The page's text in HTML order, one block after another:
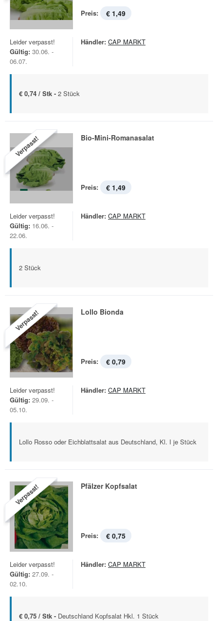
Preis: € 1,49
Leider verpasst!
Gültig: 30.06. -
06.07.
Händler: CAP MARKT
€ 0,74 / Stk - 2 Stück
Verpasst! Bio-Mini-Romanasalat
Preis: € 1,49
Leider verpasst!
Gültig: 16.06. -
22.06.
Händler: CAP MARKT
2 Stück
Verpasst! Lollo Bionda
Preis: € 0,79
Leider verpasst!
Gültig: 29.09. -
05.10.
Händler: CAP MARKT
Lollo Rosso oder Eichblattsalat aus Deutschland, Kl. I je Stück
Verpasst! Pfälzer Kopfsalat
Preis: € 0,75
Leider verpasst!
Gültig: 27.09. -
02.10.
Händler: CAP MARKT
€ 0,75 / Stk - Deutschland Kopfsalat Hkl. 1 Stück